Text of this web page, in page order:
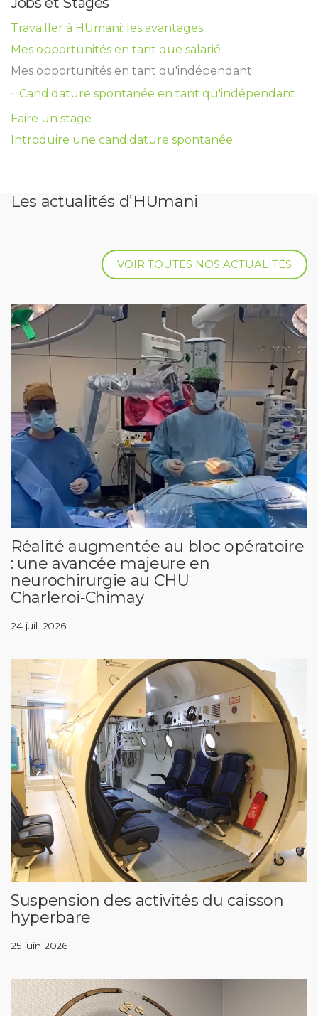
Travailler à HUmani: les avantages
Mes opportunités en tant que salarié
Mes opportunités en tant qu'indépendant
Candidature spontanée en tant qu'indépendant
Faire un stage
Introduire une candidature spontanée
Les actualités d’HUmani
VOIR TOUTES NOS ACTUALITÉS
Réalité augmentée au bloc opératoire
: une avancée majeure en
neurochirurgie au CHU
Charleroi‑Chimay
24 juil. 2026
Suspension des activités du caisson
hyperbare
25 juin 2026